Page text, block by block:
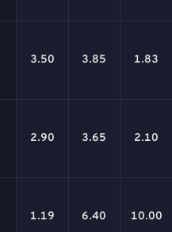
3.50 3.85 1.83
2.90 3.65 2.10
1.19 6.40 10.00